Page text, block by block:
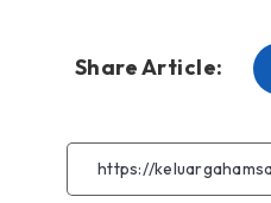
Share Article: